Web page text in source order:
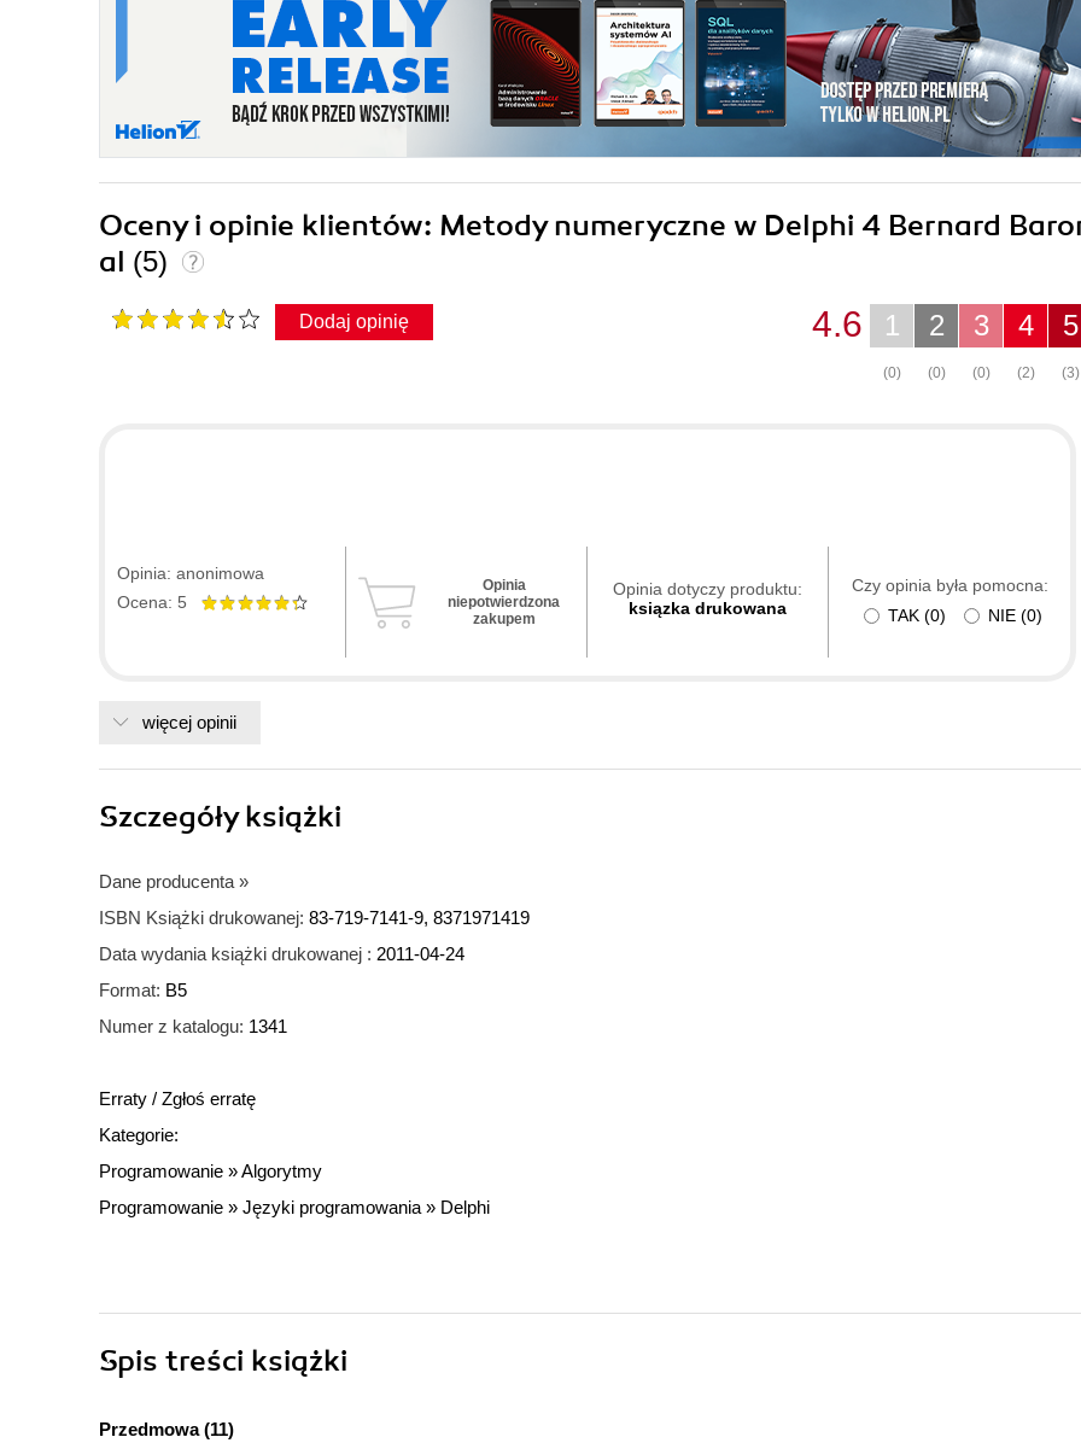
Oceny i opinie klientów: Metody numeryczne w Delphi 4 Bernard
al (5)
Dodaj opinię 5
(3)
4
(2)
3
(0)
2
(0)
1
(0)
4.6
Opinia: anonimowa
Ocena: 5
Opinia
niepotwierdzona
zakupem
Opinia dotyczy produktu:
ksiązka drukowana
Czy opinia była pomocna:
TAK (0) NIE (0)
więcej opinii
Szczegółyksiążki
Dane producenta »
ISBN Książki drukowanej: 83-719-7141-9, 8371971419
Data wydania książki drukowanej : 2011-04-24
Format: B5
Numer z katalogu: 1341
Erraty / Zgłoś erratę
Kategorie:
Programowanie »Algorytmy
Programowanie » Języki programowania » Delphi
Spis treści książki
Przedmowa (11)